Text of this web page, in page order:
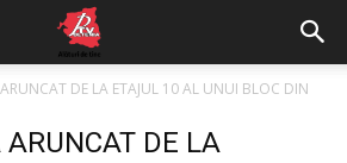
DE LA ETAJUL 10 AL UNUI BLOC DIN
DE LA